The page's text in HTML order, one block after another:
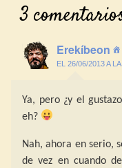
3
Erekíbeon
EL 26/06/2013 A
Ya, pero ¿y el
eh?
Nah, ahora en serio,
de vez en cuando